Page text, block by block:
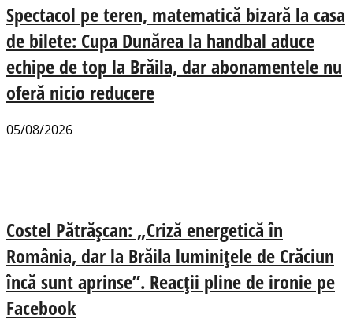
Spectacol pe teren, matematică bizară la casa
de bilete: Cupa Dunărea la handbal aduce
echipe de top la Brăila, dar abonamentele nu
oferă nicio reducere
05/08/2026
Costel Pătrășcan: „Criză energetică în
România, dar la Brăila luminițele de Crăciun
încă sunt aprinse”. Reacții pline de ironie pe
Facebook